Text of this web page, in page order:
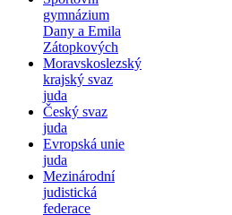
gymnázium
Dany a Emila
Zátopkových
Moravskoslezský
krajský svaz
juda
Český svaz
juda
Evropská unie
juda
Mezinárodní
judistická
federace